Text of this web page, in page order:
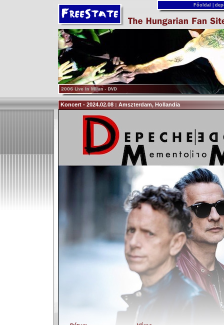
Főoldal
Koncert - 2024.02.08 : Amszterdam, Hollandia